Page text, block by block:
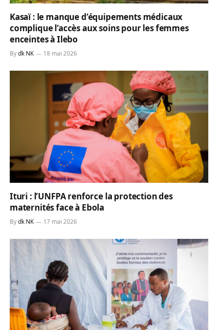
Kasaï : le manque d’équipements médicaux
complique l’accès aux soins pour les femmes
enceintes à Ilebo
Bydk NK 18 mai 2026
Ituri : l’UNFPA renforce la protection des
maternités face à Ebola
Bydk NK 17 mai 2026